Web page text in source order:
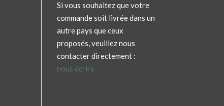
Si vous souhaitez que votre
commande soit livrée dans un
autre pays que ceux
proposés, veuillez nous
contacter directement :
nous écrire